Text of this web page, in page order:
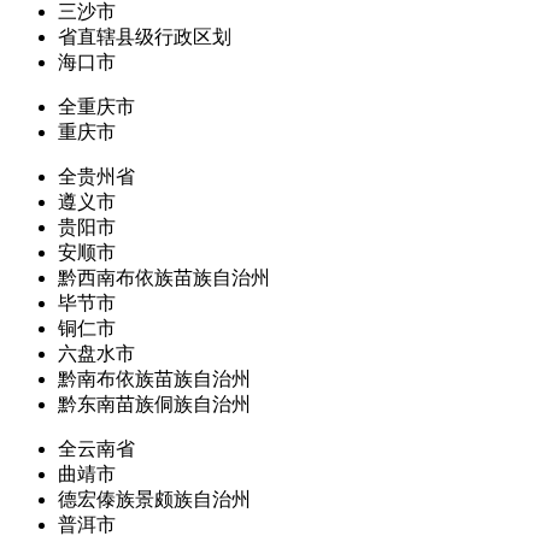
三沙市
省直辖县级行政区划
海口市
全重庆市
重庆市
全贵州省
遵义市
贵阳市
安顺市
黔西南布依族苗族自治州
毕节市
铜仁市
六盘水市
黔南布依族苗族自治州
黔东南苗族侗族自治州
全云南省
曲靖市
德宏傣族景颇族自治州
普洱市